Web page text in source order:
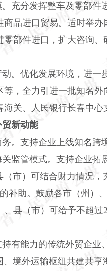
。充分发挥整车及零部
品进口贸易。适时举
部件进口，扩大咨询
动。优化发展环境，进
，全力引进一批知名
关、人民银行长春中心
新动能
务。支持企业上线知名
关监管模式。支持企业
市）可结合财力情况
补助。鼓励各市（州）
县（市）可给予不超
持有能力的传统外贸企
、境外运输枢纽共建共